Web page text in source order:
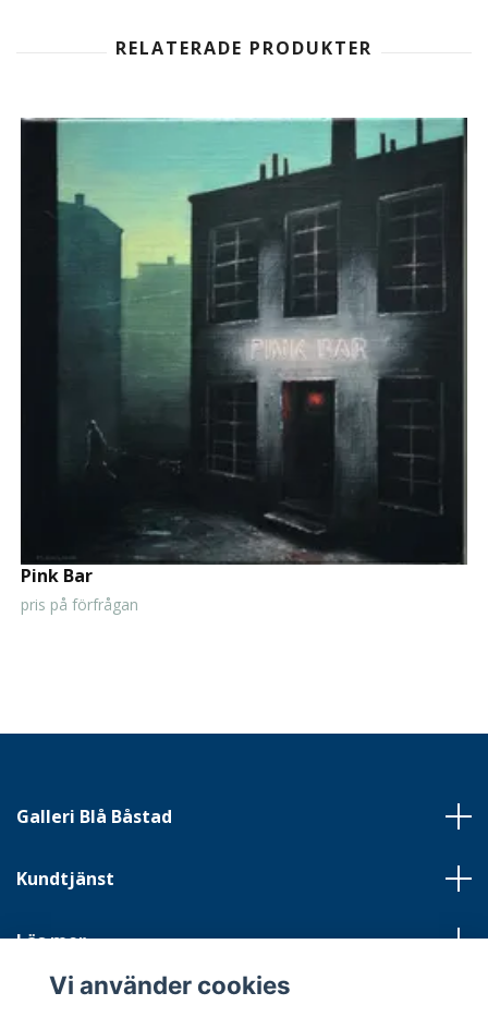
Pink Bar
pris på förfrågan
Galleri Blå Båstad
Kundtjänst
Läs mer
Sociala medier
Vi använder cookies